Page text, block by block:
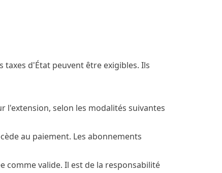
d'État peuvent être exigibles. Ils
l'extension, selon les modalités suivantes
au paiement. Les abonnements
comme valide. Il est de la responsabilité